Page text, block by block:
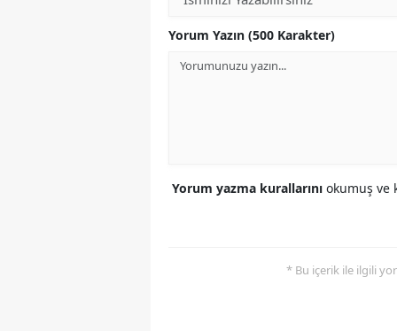
Yorum Yazın (500 Karakter)
Yorum yazma kurallarını okumuş ve
* Bu içerik ile ilgili